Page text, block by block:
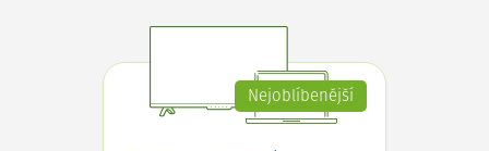
Nejoblíbenější